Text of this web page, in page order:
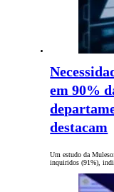
em 90%
destacam
Um estudo da
inquiridos (91%),